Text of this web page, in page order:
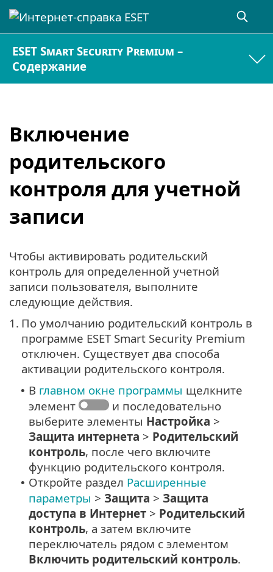
ESET Smart Security Premium –
Содержание
Включение
родительского
контроля для учетной
записи
Чтобы активировать родительский
контроль для определенной учетной
записи пользователя, выполните
следующие действия.
1. По умолчанию родительский контроль в
программе ESET Smart Security Premium
отключен. Существует два способа
активации родительского контроля.
• В главном окне программы щелкните
элемент
и последовательно
выберите элементы Настройка >
Защита интернета > Родительский
контроль, после чего включите
функцию родительского контроля.
• Откройте раздел Расширенные
параметры > Защита > Защита
доступа в Интернет > Родительский
контроль, а затем включите
переключатель рядом с элементом
Включить родительский контроль.